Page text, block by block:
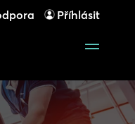
Příhlásit